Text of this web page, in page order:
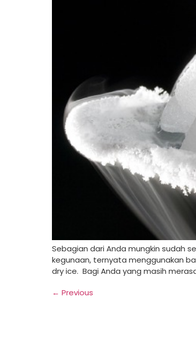
Sebagian dari Anda mungkin sudah
kegunaan, ternyata menggunakan
dry ice. Bagi Anda yang masih
← Previous